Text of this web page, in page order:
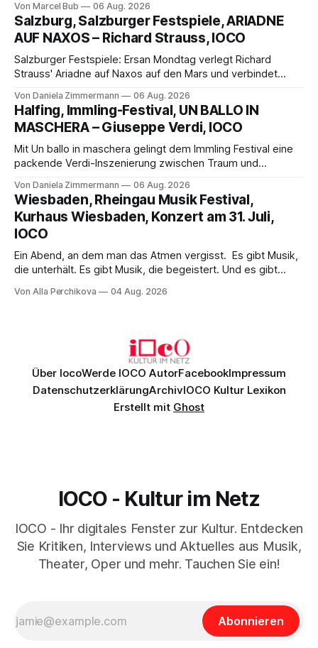
eine bildgewaltige Inszenierung, Maxime Pascal entfaltet
die komplexe Partitur eindrucksvoll, Philippe Sly berührt als
Franziskus.
Von Marcel Bub 06 Aug. 2026
Salzburg, Salzburger Festspiele, ARIADNE
AUF NAXOS – Richard Strauss, IOCO
Salzburger Festspiele: Ersan Mondtag verlegt Richard
Strauss' Ariadne auf Naxos auf den Mars und verbindet
Aufführung mit starken Solisten und den Wiener
Philharmonikern, szenisch bleibt der zweite Akt jedoch
hinter den Erwartungen zurück.
Von Daniela Zimmermann 06 Aug. 2026
Halfing, Immling-Festival, UN BALLO IN
MASCHERA – Giuseppe Verdi, IOCO
Mit Un ballo in maschera gelingt dem Immling Festival eine
packende Verdi-Inszenierung zwischen Traum und
psychologische Tiefe mit starken Bildern, getragen von
einem spielfreudigen Ensemble und einer musikalisch
überzeugenden Gesamtleistung.
Von Daniela Zimmermann 06 Aug. 2026
Wiesbaden, Rheingau Musik Festival,
Kurhaus Wiesbaden, Konzert am 31. Juli,
IOCO
Ein Abend, an dem man das Atmen vergisst. Es gibt Musik,
die unterhält. Es gibt Musik, die begeistert. Und es gibt
Genau so war der Abend im Kurhaus Wiesbaden, an dem
Von Alla Perchikova 04 Aug. 2026
Über IocoWerde IOCO AutorFacebookImpressum
DatenschutzerklärungArchivIOCO Kultur Lexikon
Erstellt mit Ghost
IOCO - Kultur im Netz
IOCO - Ihr digitales Fenster zur Kultur. Entdecken
Sie Kritiken, Interviews und Aktuelles aus Musik,
Theater, Oper und mehr. Tauchen Sie ein!
Abonnieren